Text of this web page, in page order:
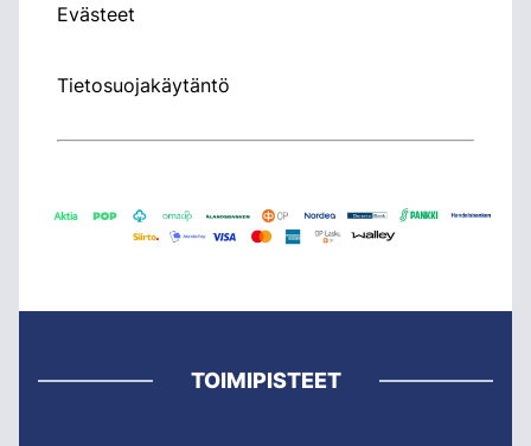
Evästeet
Tietosuojakäytäntö
TOIMIPISTEET